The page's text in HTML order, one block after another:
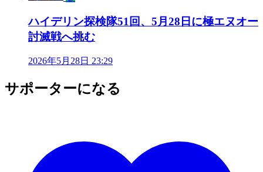
ハイデリン探検隊51回、5月28日に極エヌオー
討滅戦へ挑む
2026年5月28日 23:29
サポーターになる